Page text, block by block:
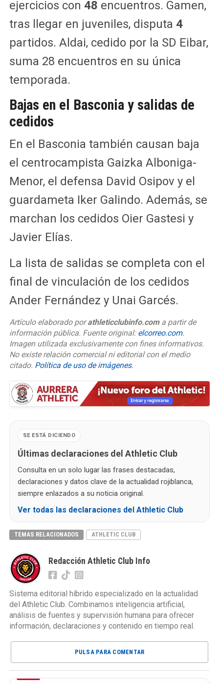
ejercicios con 48 encuentros. Gamen,
tras llegar en juveniles, disputa 4
partidos. Aldai, cedido por la SD Eibar,
suma 28 encuentros en su única
temporada.
Bajas en el Basconia y salidas de
cedidos
En el Basconia también causan baja
el centrocampista Gaizka Alboniga-
Menor, el defensa David Osipov y el
guardameta Iker Galindo. Además, se
marchan los cedidos Oier Gastesi y
Javier Elías.
La lista de salidas se completa con el
final de vinculación de los cedidos
Ander Fernández y Unai Garcés.
Artículo elaborado porathleticclubinfo.coma partir de
información pública. Fuente original: elcorreo.com.
Imagen utilizada exclusivamente con fines informativos.
No existe relación comercial ni editorial con el medio
citado. Política de uso de imágenes.
SE ESTÁ DICIENDO
Últimas declaraciones del Athletic Club
Consulta en un solo lugar las frases destacadas,
declaraciones y datos clave de la actualidad rojiblanca,
siempre enlazados a su noticia original.
Ver todas las declaraciones del Athletic Club
TEMAS RELACIONADOS ATHLETIC CLUB
Redacción Athletic Club Info
Sistema editorial híbrido especializado en la actualidad
del Athletic Club. Combinamos inteligencia artificial,
análisis de fuentes y supervisión humana para ofrecer
información, declaraciones y contenido en tiempo real.
PULSA PARA COMENTAR